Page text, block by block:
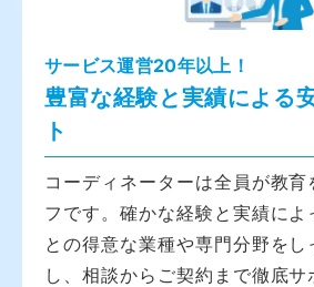
サービス運営20年以上！
豊富な経験と実績による
ト
コーディネーターは全員が教育
フです。確かな経験と実績によ
との得意な業種や専門分野をし
し、相談からご契約まで徹底サ